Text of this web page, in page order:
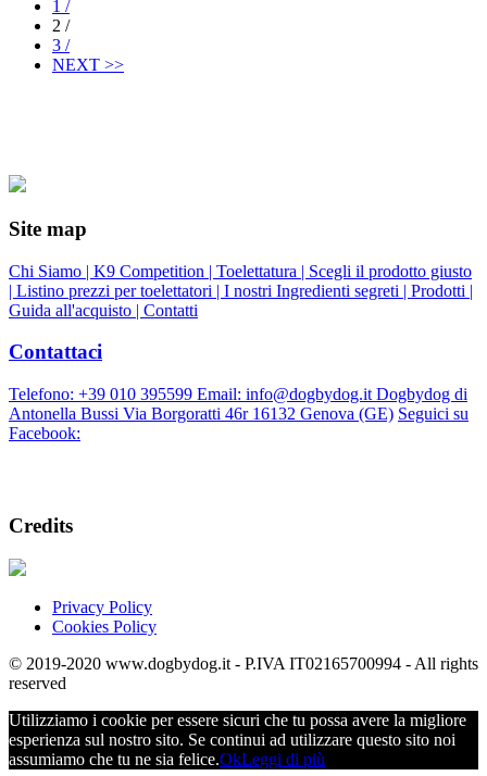
1 /
2 /
3 /
NEXT >>
Site map
Chi Siamo | K9 Competition | Toelettatura | Scegli il prodotto giusto
| Listino prezzi per toelettatori | I nostri Ingredienti segreti | Prodotti |
Guida all'acquisto | Contatti
Contattaci
Telefono: +39 010 395599 Email: info@dogbydog.it Dogbydog di
Antonella Bussi Via Borgoratti 46r 16132 Genova (GE) Seguici su
Facebook:
Credits
Privacy Policy
Cookies Policy
© 2019-2020 www.dogbydog.it - P.IVA IT02165700994 - All rights
reserved
Utilizziamo i cookie per essere sicuri che tu possa avere la migliore
esperienza sul nostro sito. Se continui ad utilizzare questo sito noi
assumiamo che tu ne sia felice.OkLeggi di più